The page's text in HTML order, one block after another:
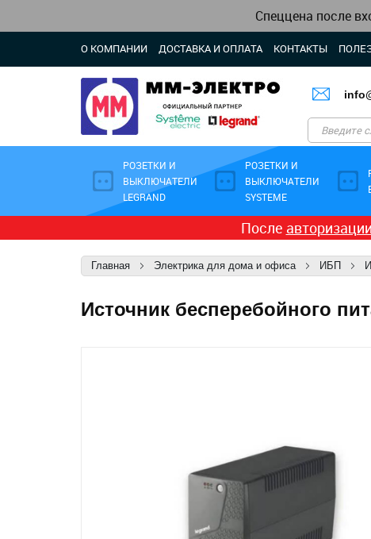
Спеццена после
О КОМПАНИИ ДОСТАВКА И ОПЛАТА КОНТАКТЫ
РОЗЕТКИ И
ВЫКЛЮЧАТЕЛИ
LEGRAND
РОЗЕТКИ И
ВЫКЛЮЧАТЕЛИ
SYSTEME
После авторизации
Главная Электрика для дома и офиса ИБП
Источник бесперебойного